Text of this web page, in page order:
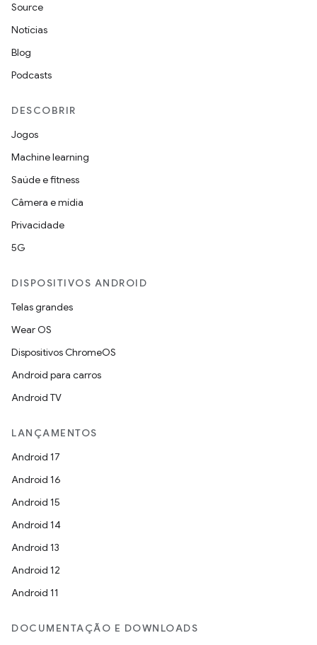
Source
Notícias
Blog
Podcasts
DESCOBRIR
Jogos
Machine learning
Saúde e fitness
Câmera e mídia
Privacidade
5G
DISPOSITIVOS ANDROID
Telas grandes
Wear OS
Dispositivos ChromeOS
Android para carros
Android TV
LANÇAMENTOS
Android 17
Android 16
Android 15
Android 14
Android 13
Android 12
Android 11
DOCUMENTAÇÃO E DOWNLOADS